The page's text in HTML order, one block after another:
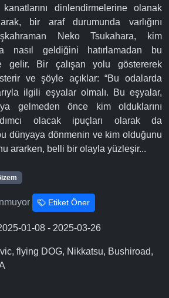
dinlendirmelerine olanak
bir araf durumunda varlığını
Neko Tsukahara, kim
nasıl geldiğini hatırlamadan bu
gelir. Bir çalışan yolu göstererek
ve şöyle açıklar: “Bu odalarda
ilgili eşyalar olmalı. Bu eşyalar,
gelmeden önce kim olduklarını
olacak ipuçları olarak da
dünyaya dönmenin ve kim olduğunu
ararken, belli bir olayla yüzleşir...
Etiket Öner
01-08 - 2025-03-26
flying DOG, Nikkatsu, Bushiroad,